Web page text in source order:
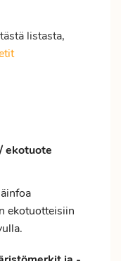
listasta,
ekotuote
ekotuotteisiin